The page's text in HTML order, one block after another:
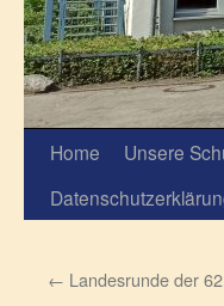
Home Unsere
← Landesrunde der